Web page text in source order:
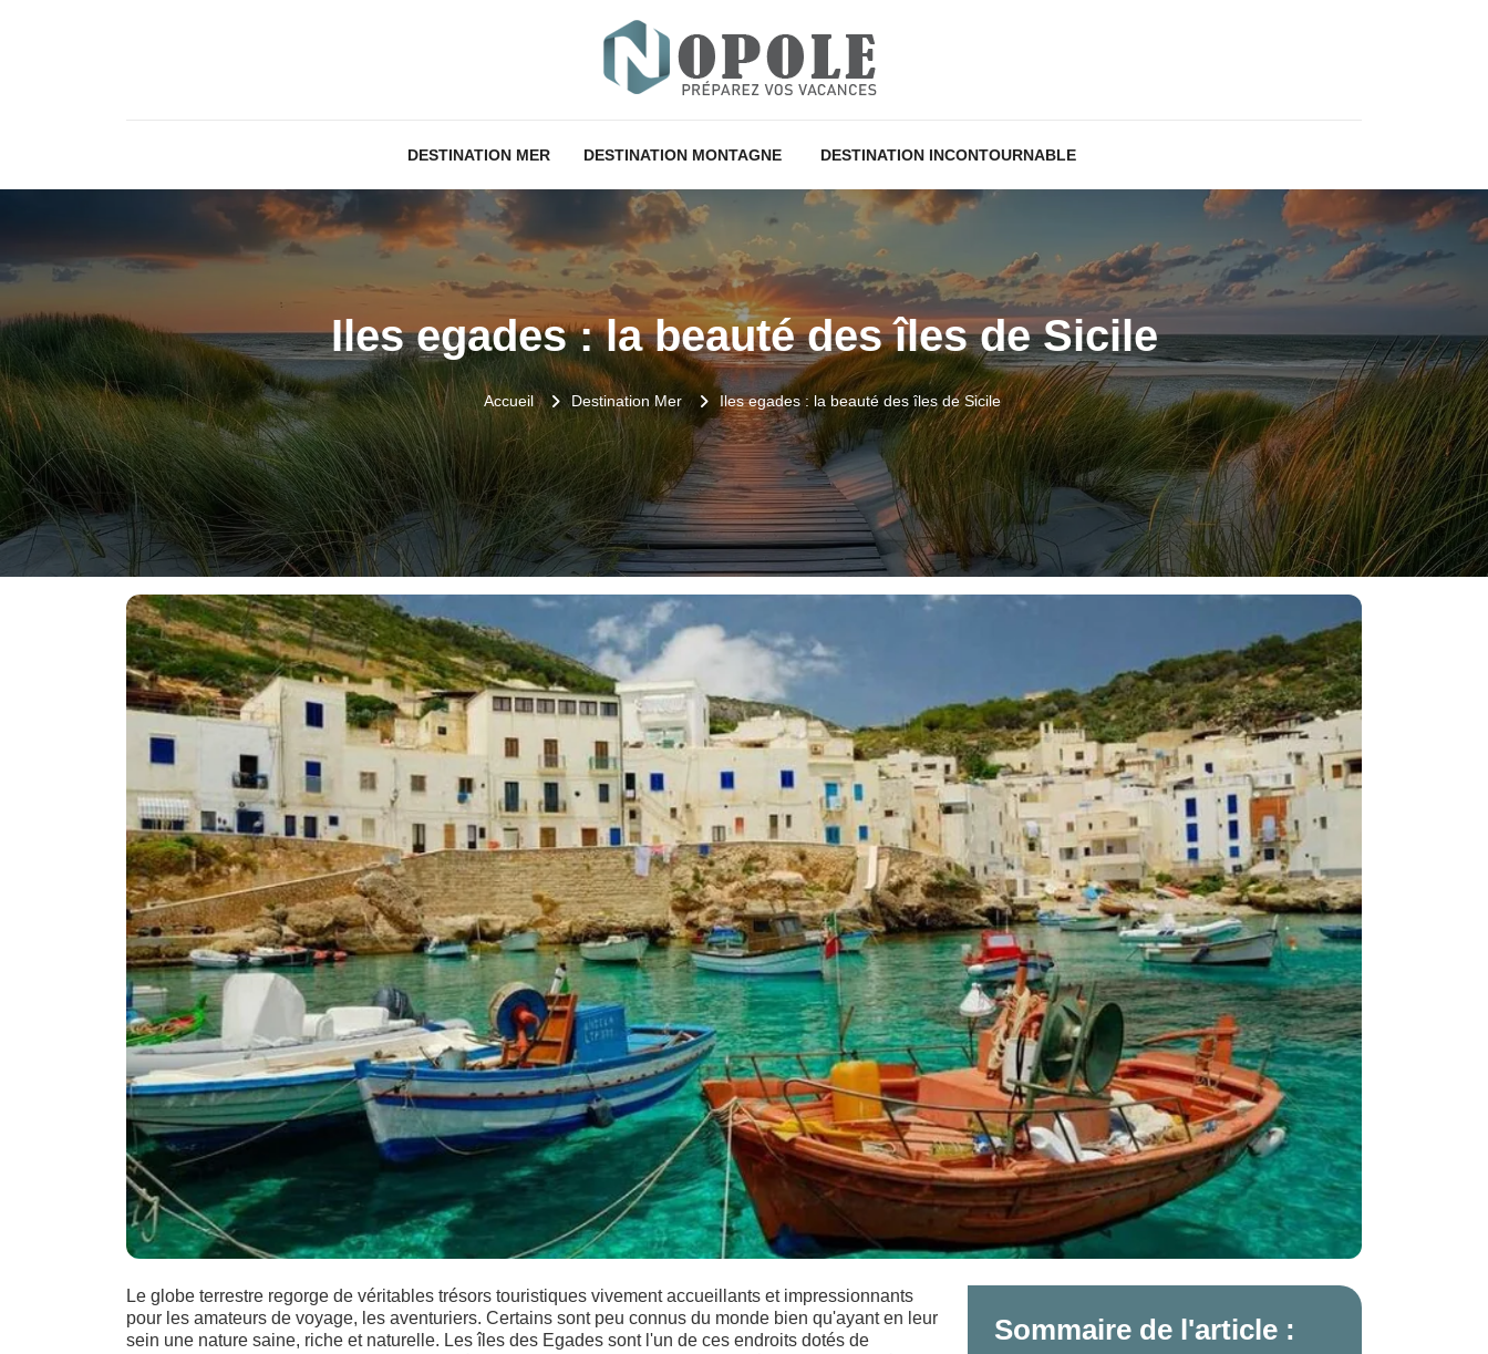
DESTINATION MER DESTINATION MONTAGNE DESTINATION INCONTOURNABLE
Iles egades : la beauté des îles de Sicile
Accueil Destination Mer Iles egades : la beauté des îles de Sicile
Le globe terrestre regorge de véritables trésors touristiques vivement accueillants et impressionnants
pour les amateurs de voyage, les aventuriers. Certains sont peu connus du monde bien qu'ayant en leur
sein une nature saine, riche et naturelle. Les îles des Egades sont l'un de ces endroits dotés de
Sommaire de l'article :